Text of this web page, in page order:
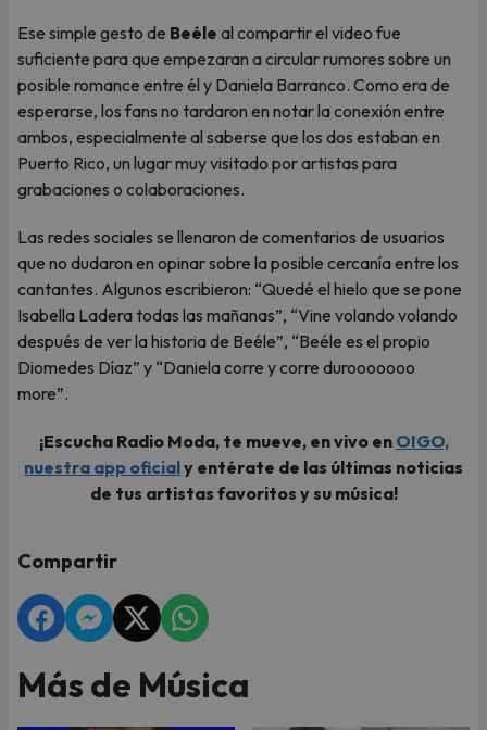
Ese simple gesto de Beéle al compartir el video fue
suficiente para que empezaran a circular rumores sobre un
posible romance entre él y Daniela Barranco. Como era de
esperarse, los fans no tardaron en notar la conexión entre
ambos, especialmente al saberse que los dos estaban en
Puerto Rico, un lugar muy visitado por artistas para
grabaciones o colaboraciones.
Las redes sociales se llenaron de comentarios de usuarios
que no dudaron en opinar sobre la posible cercanía entre los
cantantes. Algunos escribieron: “Quedé el hielo que se pone
Isabella Ladera todas las mañanas”, “Vine volando volando
después de ver la historia de Beéle”, “Beéle es el propio
Diomedes Díaz” y “Daniela corre y corre durooooooo
more”.
¡Escucha Radio Moda, te mueve, en vivo en OIGO,
nuestra app oficialy entérate de las últimas noticias
de tus artistas favoritos y su música!
Compartir
Más de Música